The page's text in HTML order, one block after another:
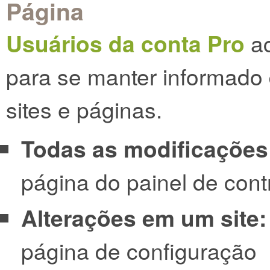
Página
Usuários da conta Pro
para se manter
sites e páginas.
Todas as
página do painel de
Alterações em um site:
página de configuração